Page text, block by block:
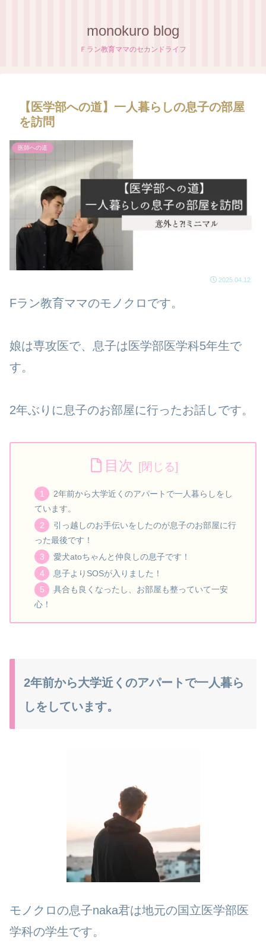
monokuro blog
Ｆラン教育ママのセカンドライフ
【医学部への道】一人暮らしの息子の部屋
を訪問
医師への道
2025.04.12
Fラン教育ママのモノクロです。
娘は専攻医で、息子は医学部医学科5年生で
す。
2年ぶりに息子のお部屋に行ったお話しです。
目次
2年前から大学近くのアパートで一人暮らしをし
ています。
引っ越しのお手伝いをしたのが息子のお部屋に行
った最後です！
愛犬atoちゃんと仲良しの息子です！
息子よりSOSが入りました！
具合も良くなったし、お部屋も整っていて一安
心！
2年前から大学近くのアパートで一人暮ら
しをしています。
モノクロの息子naka君は地元の国立医学部医
学科の学生です。